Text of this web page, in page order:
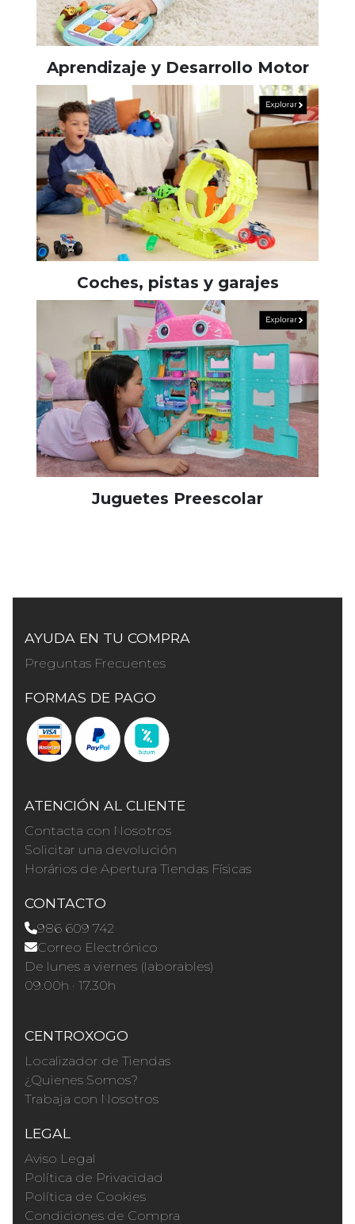
Aprendizaje y Desarrollo Motor
Coches, pistas y garajes
Juguetes Preescolar
AYUDA EN TU COMPRA
Preguntas Frecuentes
FORMAS DE PAGO
ATENCIÓN AL CLIENTE
Contacta con Nosotros
Solicitar una devolución
Horários de Apertura Tiendas Físicas
CONTACTO
986 609 742
Correo Electrónico
De lunes a viernes (laborables)
09.00h · 17.30h
CENTROXOGO
Localizador de Tiendas
¿Quienes Somos?
Trabaja con Nosotros
LEGAL
Aviso Legal
Política de Privacidad
Política de Cookies
Condiciones de Compra